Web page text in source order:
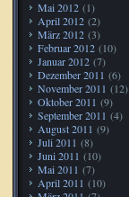
Mai 2012 (1)
April 2012 (2)
März 2012 (3)
Februar 2012 (10)
Januar 2012 (7)
Dezember 2011 (6)
November 2011 (12)
Oktober 2011 (9)
September 2011 (4)
August 2011 (9)
Juli 2011 (8)
Juni 2011 (10)
Mai 2011 (7)
April 2011 (10)